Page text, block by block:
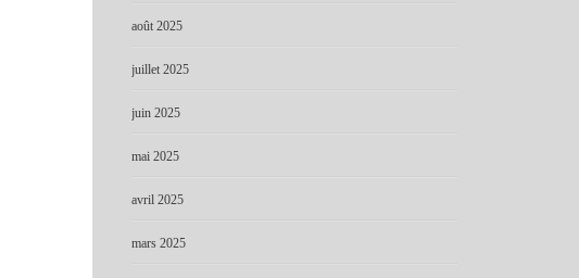
août 2025
juillet 2025
juin 2025
mai 2025
avril 2025
mars 2025